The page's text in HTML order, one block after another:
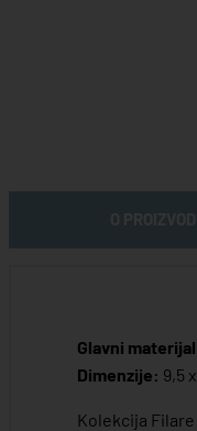
Glavni
Dimenzije: 9,5
Kolekcija